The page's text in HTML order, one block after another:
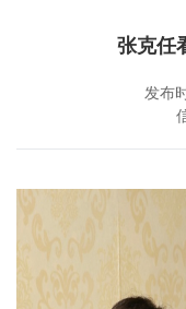
张克任
发布